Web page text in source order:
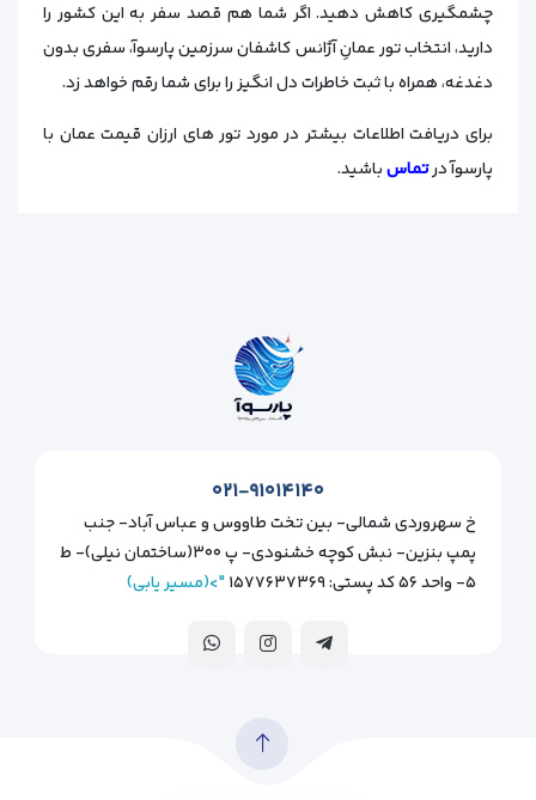
چشمگیری کاهش دهید. اگر شما هم قصد سفر به این کشور را
دارید، انتخاب تور عمانِ آژانس کاشفان سرزمین پارسوآ، سفری بدون
دغدغه، همراه با ثبت خاطرات دل‌ انگیز را برای شما رقم خواهد زد.
برای دریافت اطلاعات بیشتر در مورد تور های ارزان قیمت عمان با
پارسوآ درتماسباشید.
۰۲۱-۹۱۰۱۴۱۴۰
خ سهروردی شمالی- بین تخت طاووس و عباس آباد- جنب
پمپ بنزین- نبش کوچه خشنودی- پ ۳۰۰(ساختمان نیلی)- ط
۵- واحد ۵۶ کد پستی: ۱۵۷۷۶۳۷۳۶۹
">(مسیر یابی)